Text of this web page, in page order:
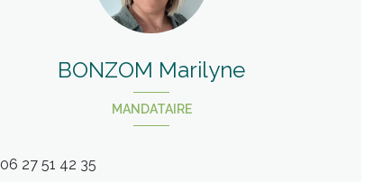
MANDATAIRE
BONZOM Marilyne
06 27 51 42 35